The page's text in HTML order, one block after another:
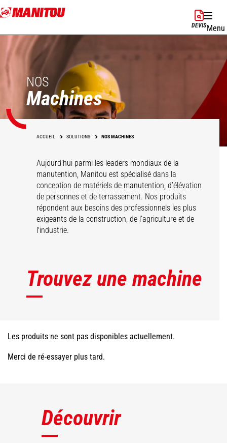
Aller
au
principal
DEVISMenu
NOS
Machines
ACCUEIL SOLUTIONS NOS MACHINES
Aujourd’hui parmi les leaders mondiaux de la
manutention, Manitou est spécialisé dans la
conception de matériels de manutention, d’élévation
de personnes et de terrassement. Nos produits
répondent aux besoins des professionnels les plus
exigeants de la construction, de l’agriculture et de
l'industrie.
Trouvez une machine
Les produits ne sont pas disponibles actuellement.
Merci de ré-essayer plus tard.
Découvrir